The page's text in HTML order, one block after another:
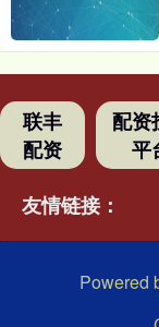
联丰
配资
配资
平
友情链接：
Powered